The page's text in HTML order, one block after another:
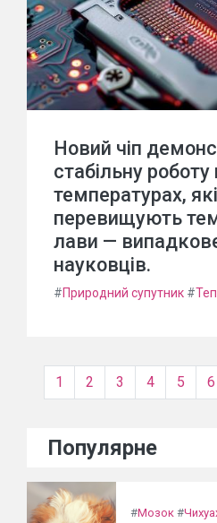
Новий чіп
стабільну роботу
температурах, які
перевищують
лави —
науковців.
#Природний супутник #
1 2 3 4 5 6
Популярне
#Мозок #